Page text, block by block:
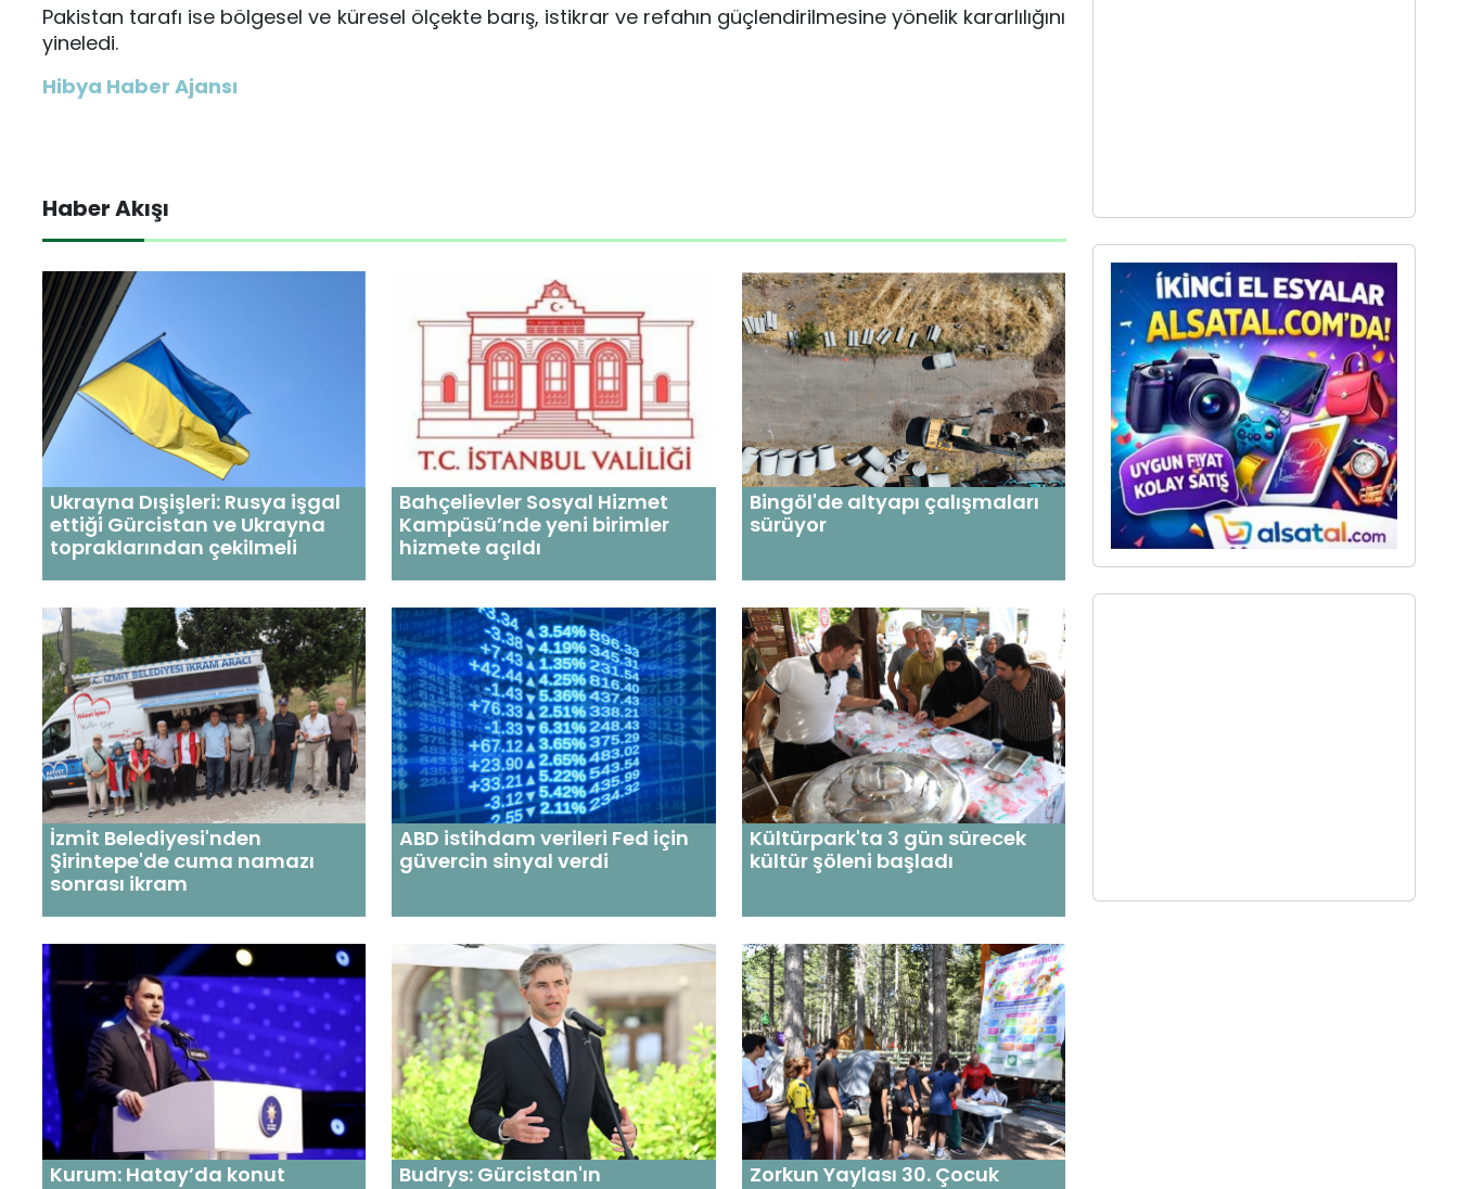
Pakistan tarafı ise bölgesel ve küresel ölçekte barış, istikrar ve refahın güçlendirilmesine yönelik kararlılığını
yineledi.
Hibya Haber Ajansı
Haber Akışı
Ukrayna Dışişleri: Rusya işgal
ettiği Gürcistan ve Ukrayna
topraklarından çekilmeli
Bahçelievler Sosyal Hizmet
Kampüsü’nde yeni birimler
hizmete açıldı
Bingöl'de altyapı çalışmaları
sürüyor
İzmit Belediyesi'nden
Şirintepe'de cuma namazı
sonrası ikram
ABD istihdam verileri Fed için
güvercin sinyal verdi
Kültürpark'ta 3 gün sürecek
kültür şöleni başladı
Kurum: Hatay’da konut
Budrys: Gürcistan'ın
Zorkun Yaylası 30. Çocuk